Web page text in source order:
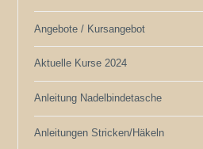
Angebote / Kursangebot
Aktuelle Kurse 2024
Anleitung Nadelbindetasche
Anleitungen Stricken/Häkeln